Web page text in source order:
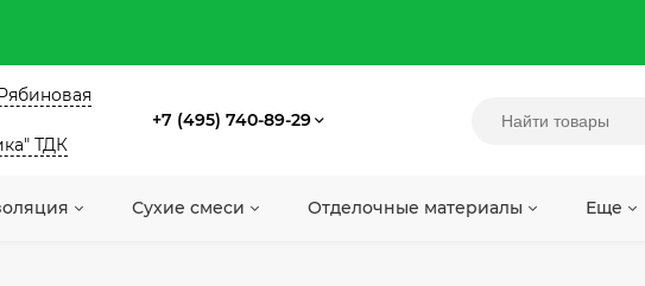
ТДК
+7 (495) 740-89-29
Сухие смеси Отделочные материалы Еще